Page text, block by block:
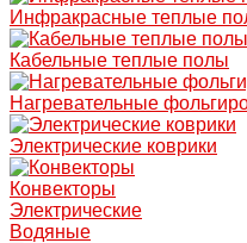
Инфракрасные теплые
Кабельные теплые полы
Нагревательные
Электрические коврики
Конвекторы
Электрические
Водяные